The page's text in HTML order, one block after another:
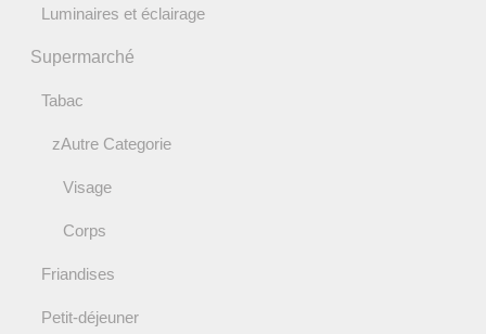
Luminaires et éclairage
Supermarché
Tabac
zAutre Categorie
Visage
Corps
Friandises
Petit-déjeuner